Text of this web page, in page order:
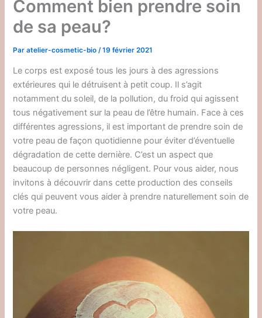
Comment bien prendre soin
de sa peau?
Paratelier-cosmetic-bio /19 février 2021
Le corps est exposé tous les jours à des agressions
extérieures qui le détruisent à petit coup. Il s’agit
notamment du soleil, de la pollution, du froid qui agissent
tous négativement sur la peau de l’être humain. Face à ces
différentes agressions, il est important de prendre soin de
votre peau de façon quotidienne pour éviter d’éventuelle
dégradation de cette dernière. C’est un aspect que
beaucoup de personnes négligent. Pour vous aider, nous
invitons à découvrir dans cette production des conseils
clés qui peuvent vous aider à prendre naturellement soin de
votre peau.